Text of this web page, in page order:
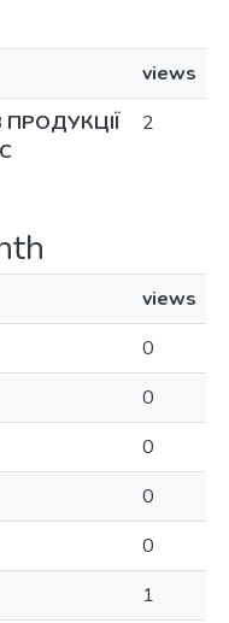
views
ПРОДУКЦІЇ
2
views
0
0
0
0
0
1